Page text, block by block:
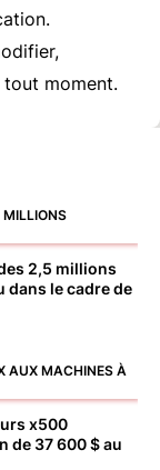
tout moment.
2,5 millions
dans le cadre de
AUX MACHINES À
x500
de 37 600 $ au